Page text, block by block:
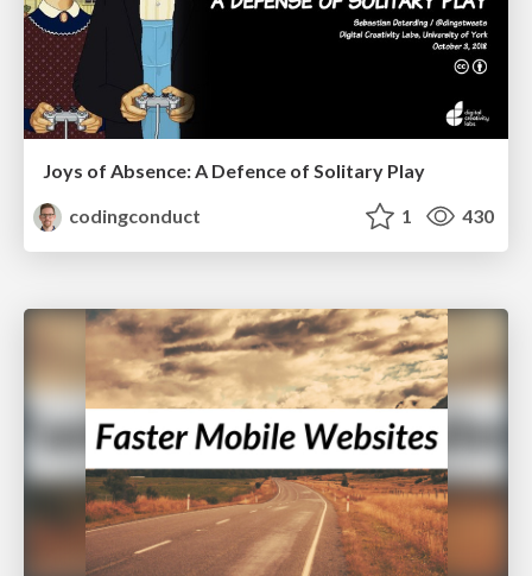
Joys of Absence: A Defence of Solitary Play
codingconduct
1 430